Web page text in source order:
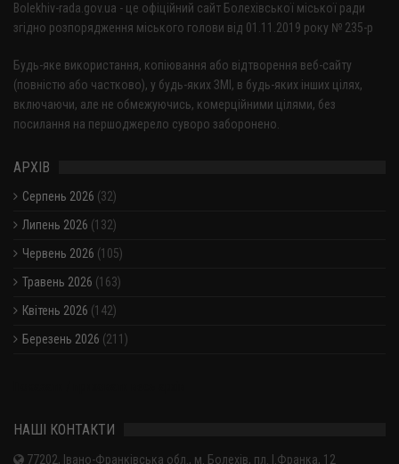
Bolekhiv-rada.gov.ua - це офіційний сайт Болехівської міської ради
згідно розпорядження міського голови від 01.11.2019 року № 235-р
Будь-яке використання, копіювання або відтворення веб-сайту
(повністю або частково), у будь-яких ЗМІ, в будь-яких інших цілях,
включаючи, але не обмежуючись, комерційними цілями, без
посилання на першоджерело суворо заборонено.
АРХІВ
Серпень 2026 (32)
Липень 2026 (132)
Червень 2026 (105)
Травень 2026 (163)
Квітень 2026 (142)
Березень 2026 (211)
НАШІ КОНТАКТИ
77202, Івано-Франківська обл., м. Болехів, пл. І.Франка, 12